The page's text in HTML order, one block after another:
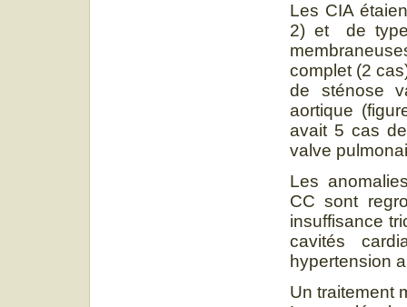
Les CIA
2) et de type
complet (2
de sténose
aortique
avait 5 cas
valve
Les
CC sont
insuffisance
cavités
hypertension
Un traitement